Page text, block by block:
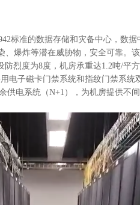
标准的数据存储和灾备中心，数据
爆炸等潜在威胁物，安全可靠。
烈度为8度，机房承重达1.2吨/平
子磁卡门禁系统和指纹门禁系统
电系统（N+1），为机房提供不